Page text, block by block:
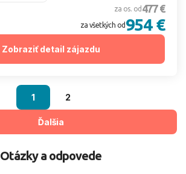
za os. od 477 €
za všetkých od 954 €
Zobraziť detail zájazdu
1 2
Ďalšia
Otázky a odpovede